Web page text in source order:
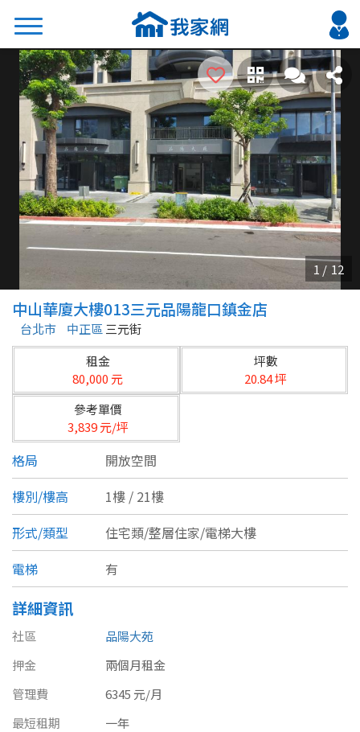
搜尋
熱門關鍵字
2026 台北降價好屋限量釋出
2026 新北降價好屋限量釋出
2026 台中降價好屋限量釋出
2026 台南降價好屋限量釋出
2026 高雄降價好屋限量釋出
縣市
不限
台北市
基隆市
新北市
宜蘭縣
桃園市
新竹市
新竹縣
彰化縣
南投縣
區域
類型(可複選)
不拘 公寓 電梯大樓
農舍
中山華廈大樓013三元品陽龍口鎮金店
台北市 中正區 三元街
租金
80,000 元
坪數
20.84 坪
參考單價
3,839 元/坪
格局
開放空間
樓別/樓高
1樓 / 21樓
形式/類型
住宅類/整層住家/電梯大樓
電梯
有
詳細資訊
社區
品陽大苑
押金
兩個月租金
管理費
6345 元/月
最短租期
一年